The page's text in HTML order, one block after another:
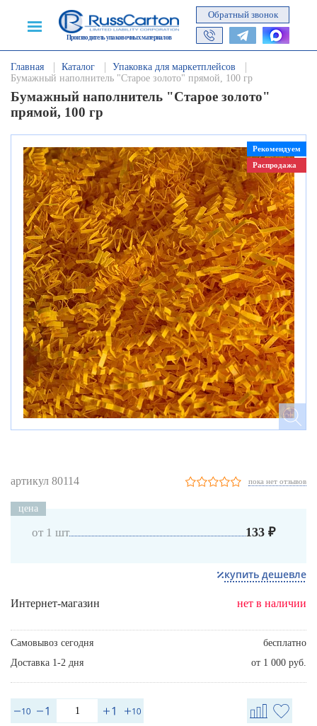
Производитель упаковочных материалов
Обратный звонок
Главная Каталог
Упаковка для маркетплейсов
Бумажный наполнитель "Старое золото" прямой, 100 гр
Бумажный наполнитель "Старое золото"
прямой, 100 гр
Рекомендуем
Распродажа
артикул 80114 пока нет отзывов
цена
от 1 шт 133 ₽
купить дешевле
Интернет-магазин нет в наличии
Самовывоз сегодня
бесплатно
Доставка 1-2 дня
от 1 000 руб.